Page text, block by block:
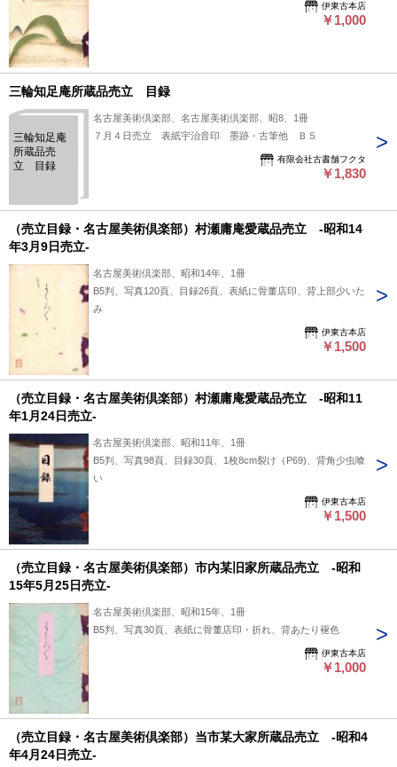
伊東古本店
￥1,000
三輪知足庵所蔵品売立 目録
三輪知足庵
所蔵品売
立 目録
名古屋美術倶楽部、名古屋美術倶楽部、昭8、1冊
７月４日売立 表紙宇治音印 墨跡・古筆他 Ｂ５
有限会社古書舗フクタ
￥1,830
（売立目録・名古屋美術倶楽部）村瀬庸庵愛蔵品売立 -昭和14
年3月9日売立-
名古屋美術倶楽部、昭和14年、1冊
B5判、写真120頁、目録26頁、表紙に骨董店印、背上部少いた
み
伊東古本店
￥1,500
（売立目録・名古屋美術倶楽部）村瀬庸庵愛蔵品売立 -昭和11
年1月24日売立-
名古屋美術倶楽部、昭和11年、1冊
B5判、写真98頁、目録30頁、1枚8cm裂け（P69)、背角少虫喰
い
伊東古本店
￥1,500
（売立目録・名古屋美術倶楽部）市内某旧家所蔵品売立 -昭和
15年5月25日売立-
名古屋美術倶楽部、昭和15年、1冊
B5判、写真30頁、表紙に骨董店印・折れ、背あたり褪色
伊東古本店
￥1,000
（売立目録・名古屋美術倶楽部）当市某大家所蔵品売立 -昭和4
年4月24日売立-